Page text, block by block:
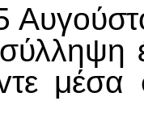
oύστ
τε μέσα